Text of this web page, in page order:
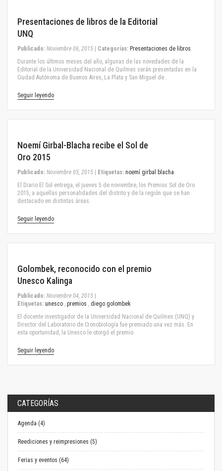
Presentaciones de libros de la Editorial
UNQ
Publicado: Noviembre 06, 2015 Categorías: Presentaciones de libros
Durante los últimos meses del año, algunas de las novedades de la
Editorial de la Universidad Nacional de Quilmes serán presentadas en la
Ciudad Autónoma de Buenos Aires, La Plata y San Miguel de…
Seguir leyendo
Noemí Girbal-Blacha recibe el Sol de
Oro 2015
Publicado: Noviembre 05, 2015 Etiquetas: noemí girbal blacha
El Diario El Sol entrega, el jueves 5 de noviembre, los Premios Sol de Oro
2015, a aquellas personalidades del distrito y de la región que se han
destacado en distintas áreas.
Seguir leyendo
Golombek, reconocido con el premio
Unesco Kalinga
Publicado: Noviembre 04, 2015
Etiquetas: unesco , premios , diego golombek
El docente investigador de la Universidad Nacional de Quilmes (UNQ) y
Director del Laboratorio de Cronobiología fue premiado una vez más. En
esta oportunidad, la Unesco le otorgó el premio
Seguir leyendo
CATEGORÍAS
Agenda (4)
Reediciones y reimpresiones (5)
Ferias y eventos (64)